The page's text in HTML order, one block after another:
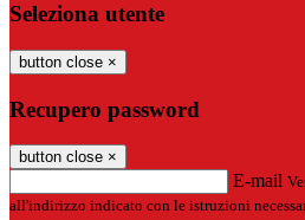
Seleziona utente
button close ×
Recupero password
button close ×
E-mail
all'indirizzo indicato con le istruzioni